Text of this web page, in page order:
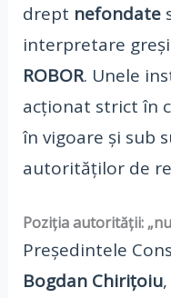
drept nefondate
interpretare
ROBOR. Unele
acționat strict în
în vigoare și sub
autorităților de
Poziția autorității:
Președintele
Bogdan Chirițoiu